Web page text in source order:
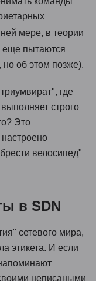
мере, в теории
еще пытаются
об этом позже).
где
строго
Это
настроено
велосипед"
в SDN
сетевого мира,
этикета. И если
неписаными